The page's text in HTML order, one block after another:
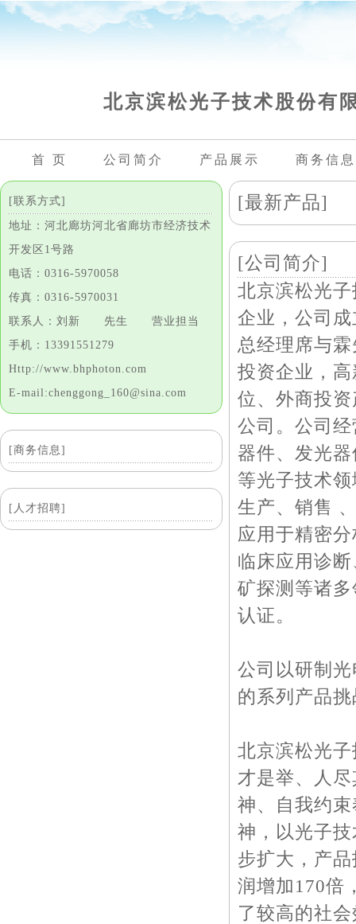
北京滨松光子技术股份有
首 页 公司简介 产品展示 商务信息
[联系方式]
地址：河北廊坊河北省廊坊市经济技术
开发区1号路
电话：0316-5970058
传真：0316-5970031
联系人：刘新 先生 营业担当
手机：13391551279
Http://www.bhphoton.com
E-mail:chenggong_160@sina.com
[商务信息]
[人才招聘]
[最新产品]
[公司简介]
北京滨松光
企业，公司
总经理席与
投资企业，
位、外商投
公司。公司
器件、发光
等光子技术
生产、销售
应用于精密
临床应用诊
矿探测等诸
认证。
公司以研制
的系列产品
北京滨松光
才是举、人
神、自我约
神，以光子
步扩大，产
润增加170倍
了较高的社